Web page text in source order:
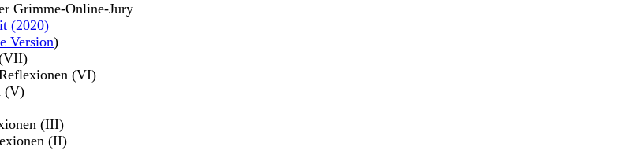
Grimme-Online-Jury
(2020)
Version)
(VI)
(V)
(III)
(II)